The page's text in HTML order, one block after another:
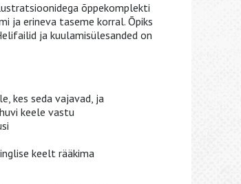
õppekomplekti
ja erineva taseme korral. Õpiks
ja kuulamisülesanded on
kes seda vajavad, ja
keele vastu
keelt rääkima